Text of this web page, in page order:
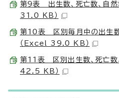
第9表 出生数、死亡数、自
31.0 KB）
第10表 区別毎月中の出生数
（Excel 39.0 KB）
第11表 区別出生数、死亡数
42.5 KB）